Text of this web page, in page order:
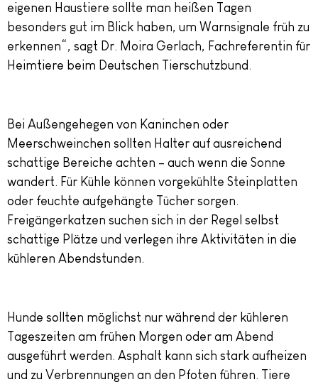
eigenen Haustiere sollte man heißen Tagen
besonders gut im Blick haben, um Warnsignale früh zu
erkennen“, sagt Dr. Moira Gerlach, Fachreferentin für
Heimtiere beim Deutschen Tierschutzbund.
Bei Außengehegen von Kaninchen oder
Meerschweinchen sollten Halter auf ausreichend
schattige Bereiche achten – auch wenn die Sonne
wandert. Für Kühle können vorgekühlte Steinplatten
oder feuchte aufgehängte Tücher sorgen.
Freigängerkatzen suchen sich in der Regel selbst
schattige Plätze und verlegen ihre Aktivitäten in die
kühleren Abendstunden.
Hunde sollten möglichst nur während der kühleren
Tageszeiten am frühen Morgen oder am Abend
ausgeführt werden. Asphalt kann sich stark aufheizen
und zu Verbrennungen an den Pfoten führen. Tiere